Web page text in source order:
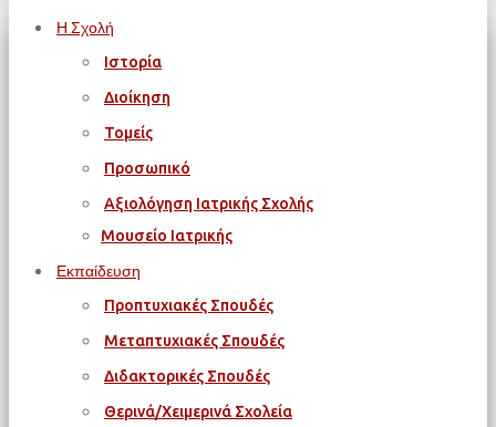
Η Σχολή
Ιστορία
Διοίκηση
Τομείς
Προσωπικό
Αξιολόγηση Ιατρικής Σχολής
Μουσείο Ιατρικής
Εκπαίδευση
Προπτυχιακές Σπουδές
Μεταπτυχιακές Σπουδές
Διδακτορικές Σπουδές
Θερινά/Χειμερινά Σχολεία